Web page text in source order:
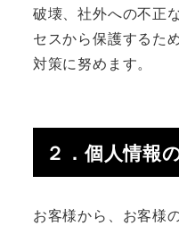
破壊、社外への不正
セスから保護するた
対策に努めます。
２．個人情報
お客様から、お客様